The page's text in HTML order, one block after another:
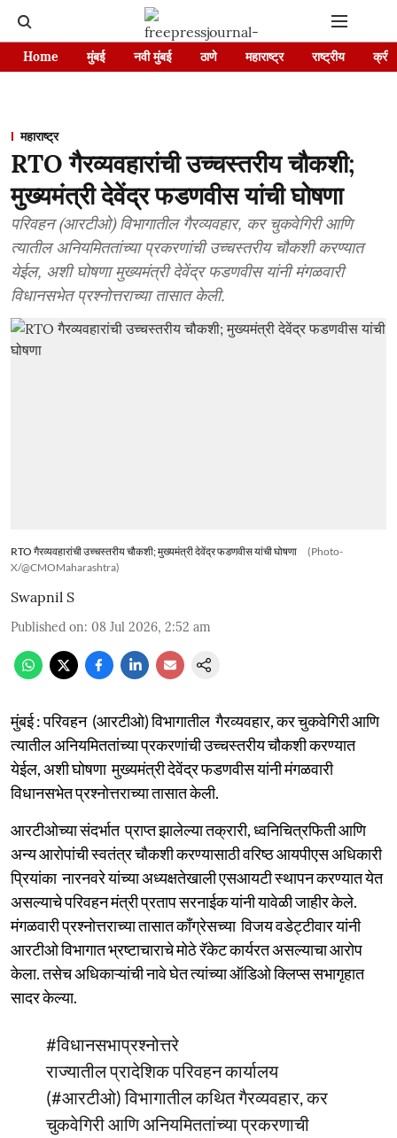
Home मुंबई नवी मुंबई ठाणे महाराष्ट्र राष्ट्रीय
महाराष्ट्र
RTO गैरव्यवहारांची उच्चस्तरीय चौकशी;
मुख्यमंत्री देवेंद्र फडणवीस यांची घोषणा
परिवहन (आरटीओ) विभागातील गैरव्यवहार, कर चुकवेगिरी आणि
त्यातील अनियमिततांच्या प्रकरणांची उच्चस्तरीय चौकशी करण्यात
येईल, अशी घोषणा मुख्यमंत्री देवेंद्र फडणवीस यांनी मंगळवारी
विधानसभेत प्रश्नोत्तराच्या तासात केली.
RTO गैरव्यवहारांची उच्चस्तरीय चौकशी; मुख्यमंत्री देवेंद्र फडणवीस यांची घोषणा
(Photo-
X/@CMOMaharashtra)
Swapnil S
Published on: 08 Jul 2026, 2:52 am
मुंबई : परिवहन (आरटीओ) विभागातील गैरव्यवहार, कर चुकवेगिरी आणि
त्यातील अनियमिततांच्या प्रकरणांची उच्चस्तरीय चौकशी करण्यात
येईल, अशी घोषणा मुख्यमंत्री देवेंद्र फडणवीस यांनी मंगळवारी
विधानसभेत प्रश्नोत्तराच्या तासात केली.
आरटीओच्या संदर्भात प्राप्त झालेल्या तक्रारी, ध्वनिचित्रफिती आणि
अन्य आरोपांची स्वतंत्र चौकशी करण्यासाठी वरिष्ठ आयपीएस अधिकारी
प्रियांका नारनवरे यांच्या अध्यक्षतेखाली एसआयटी स्थापन करण्यात येत
असल्याचे परिवहन मंत्री प्रताप सरनाईक यांनी यावेळी जाहीर केले.
मंगळवारी प्रश्नोत्तराच्या तासात काँग्रेसच्या विजय वडेट्टीवार यांनी
आरटीओ विभागात भ्रष्टाचाराचे मोठे रॅकेट कार्यरत असल्याचा आरोप
केला. तसेच अधिकाऱ्यांची नावे घेत त्यांच्या ऑडिओ क्लिप्स सभागृहात
सादर केल्या.
#विधानसभाप्रश्नोत्तरे
राज्यातील प्रादेशिक परिवहन कार्यालय
(#आरटीओ) विभागातील कथित गैरव्यवहार, कर
चुकवेगिरी आणि अनियमिततांच्या प्रकरणाची